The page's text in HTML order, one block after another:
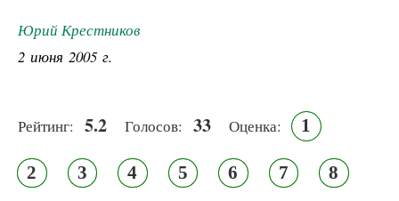
Юрий Крестников
2 июня 2005 г.
Рейтинг: 5.2 Голосов: 33 Оценка: 1
2 3 4 5 6 7 8